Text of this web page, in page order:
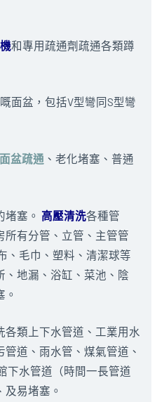
和專用疏通劑疏通各類蹲
面盆，包括V型彎同S型彎
面盆疏通 、老化堵塞、普通
塞。 高壓清洗各種管
所有分管、立管、主管管
、毛巾、塑料、清潔球等
、地漏、浴缸、菜池、陰
各類上下水管道、工業用水
道、雨水管、煤氣管道、
下水管道（時間一長管道
易堵塞。